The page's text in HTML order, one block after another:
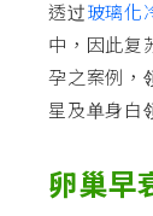
透过玻璃化
中，因此复
孕之案例，
星及单身白
卵巢早